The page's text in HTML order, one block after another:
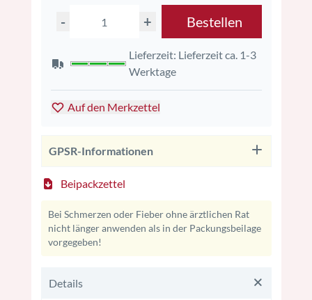
- + Bestellen
Lieferzeit: Lieferzeit ca. 1-3
Werktage
Auf den Merkzettel
GPSR-Informationen
Beipackzettel
Bei Schmerzen oder Fieber ohne ärztlichen Rat
nicht länger anwenden als in der Packungsbeilage
vorgegeben!
Details